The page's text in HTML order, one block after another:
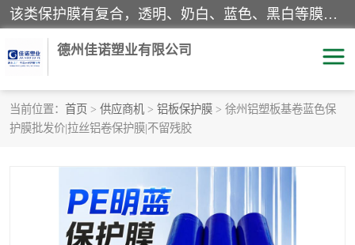
该类保护膜有复合，透明、奶白、蓝色、黑白等膜型。特高粘，高粘，中高粘，中粘，中低粘，低粘等。对于不同的粘力要求有相应的产品相适配。无胶渍残留污染。在较宽的收卷幅度下平整无皱纹，收卷长度大，利于机械化及自动化施工粘贴。为您的产品提供的表面保护解决方案。 产品广泛适用于：铝材、不锈钢、金属、塑料、电子、家电、家具、玻璃、化工材料、装饰材料等。
德州佳诺塑业有限公司
当前位置： 首页 > 供应商机 > 铝板保护膜 > 徐州铝塑板基卷蓝色保
护膜批发价|拉丝铝卷保护膜|不留残胶
pe保护膜
家具保护膜
拉伸缠绕膜 透明保护膜